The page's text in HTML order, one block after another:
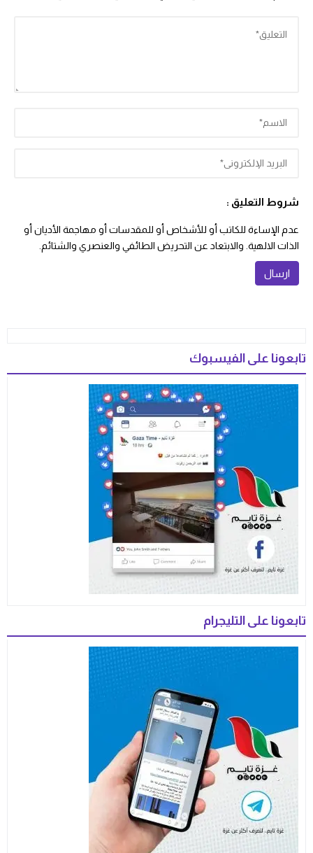
شروط التعليق :
عدم الإساءة للكاتب أو للأشخاص أو للمقدسات أو مهاجمة الأديان أو
الذات الالهية. والابتعاد عن التحريض الطائفي والعنصري والشتائم.
تابعونا على الفيسبوك
تابعونا على التليجرام